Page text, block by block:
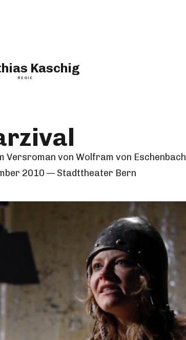
Kaschig
REGIE
Versroman von Wolfram von Eschenbach
2010 Stadttheater Bern